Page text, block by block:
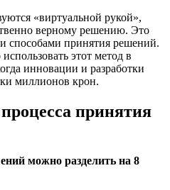
«виртуальной рукой»,
верному решению. Это
способами принятия решений.
этот метод в
инновации и разработки
миллионов крон.
принятия
можно разделить на 8